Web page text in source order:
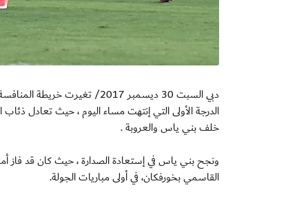
دبي السبت 30 ديسمبر 2017/
خلف بني ياس والعروبة .
ونجح بني ياس في إستعادة الصدارة ، حيث كان قد
القاسمي بخورفكان، في أولى مباريات الجولة.